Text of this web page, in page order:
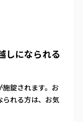
になられる
錠されます。お
られる方は、お気